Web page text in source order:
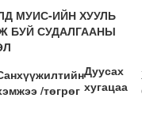
МУИС-ИЙН ХУУЛЬ
БУЙ СУДАЛГААНЫ
Л
/төгрөг
Дуусах
хугацаа